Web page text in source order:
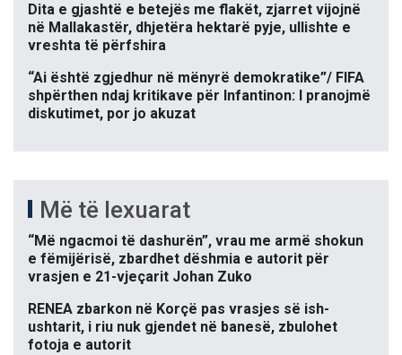
Dita e gjashtë e betejës me flakët, zjarret vijojnë
në Mallakastër, dhjetëra hektarë pyje, ullishte e
vreshta të përfshira
“Ai është zgjedhur në mënyrë demokratike”/ FIFA
shpërthen ndaj kritikave për Infantinon: I pranojmë
diskutimet, por jo akuzat
Më të lexuarat
“Më ngacmoi të dashurën”, vrau me armë shokun
e fëmijërisë, zbardhet dëshmia e autorit për
vrasjen e 21-vjeçarit Johan Zuko
RENEA zbarkon në Korçë pas vrasjes së ish-
ushtarit, i riu nuk gjendet në banesë, zbulohet
fotoja e autorit